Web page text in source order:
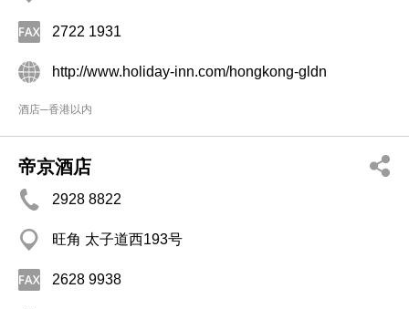
2722 1931
http://www.holiday-inn.com/hongkong-gldn
酒店─香港以内
帝京酒店
2928 8822
旺角 太子道西193号
2628 9938